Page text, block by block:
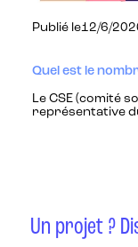
Publié le12/6/
Quel est le
Le CSE (comité
représentative
Un projet ?